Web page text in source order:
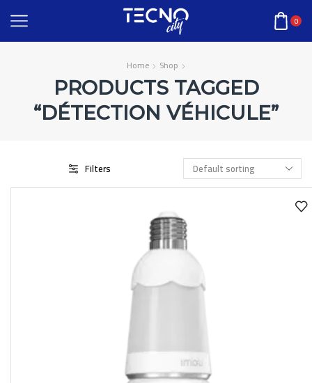
0
Home Shop
PRODUCTS TAGGED
“DÉTECTION VÉHICULE”
Filters